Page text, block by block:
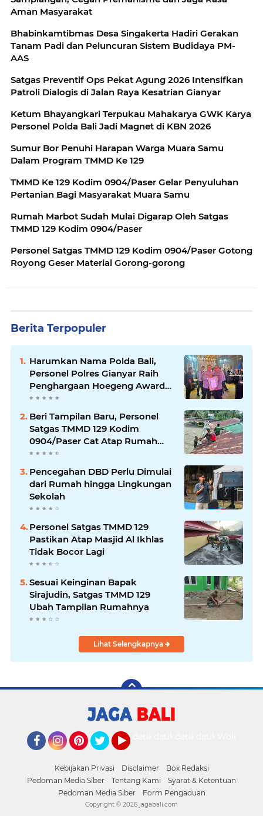
Aman Masyarakat
Bhabinkamtibmas Desa Singakerta Hadiri Gerakan
Tanam Padi dan Peluncuran Sistem Budidaya PM-
AAS
Satgas Preventif Ops Pekat Agung 2026 Intensifkan
Patroli Dialogis di Jalan Raya Kesatrian Gianyar
Ketum Bhayangkari Terpukau Mahakarya GWK Karya
Personel Polda Bali Jadi Magnet di KBN 2026
Sumur Bor Penuhi Harapan Warga Muara Samu
Dalam Program TMMD Ke 129
TMMD Ke 129 Kodim 0904/Paser Gelar Penyuluhan
Pertanian Bagi Masyarakat Muara Samu
Rumah Marbot Sudah Mulai Digarap Oleh Satgas
TMMD 129 Kodim 0904/Paser
Personel Satgas TMMD 129 Kodim 0904/Paser Gotong
Royong Geser Material Gorong-gorong
Berita Terpopuler
Harumkan Nama Polda Bali,
Personel Polres Gianyar Raih
Penghargaan Hoegeng Awards
2026
Beri Tampilan Baru, Personel
Satgas TMMD 129 Kodim
0904/Paser Cat Atap Rumah
Marbot
Pencegahan DBD Perlu Dimulai
dari Rumah hingga Lingkungan
Sekolah
Personel Satgas TMMD 129
Pastikan Atap Masjid Al Ikhlas
Tidak Bocor Lagi
Sesuai Keinginan Bapak
Sirajudin, Satgas TMMD 129
Ubah Tampilan Rumahnya
Lihat Selengkapnya
Kebijakan Privasi Disclaimer
Box Redaksi
Pedoman Media Siber
Tentang Kami
Syarat & Ketentuan
Pedoman Media Siber
Form Pengaduan
Copyright © 2026 jagabali.com